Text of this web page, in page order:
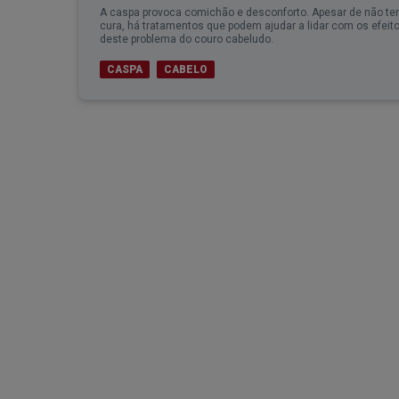
A caspa provoca comichão e desconforto. Apesar de não ter
cura, há tratamentos que podem ajudar a lidar com os
deste problema do couro cabeludo.
CASPA CABELO